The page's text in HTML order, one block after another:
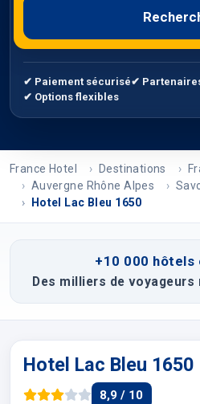
✔ Paiement sécurisé✔
✔ Options flexibles
France Hotel Destinations
Auvergne Rhône Alpes
Hotel Lac Bleu 1650
+10 000 hôtels
Des milliers de
Hotel Lac Bleu 1650
8,9 / 10